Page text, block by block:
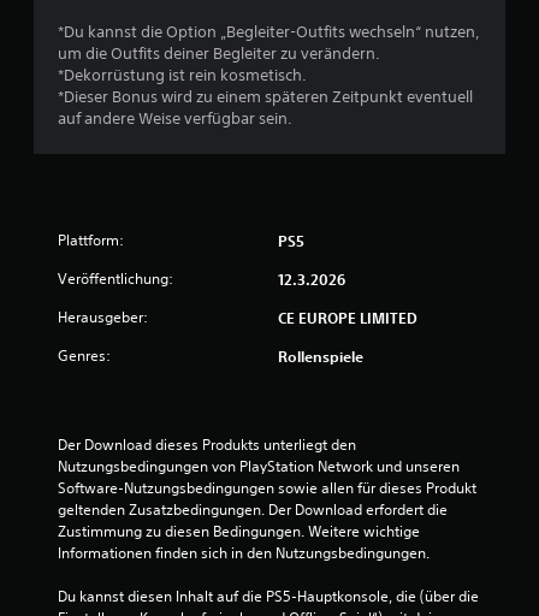
e
r
*Du kannst die Option „Begleiter-Outfits wechseln“ nutzen,
um die Outfits deiner Begleiter zu verändern.
*Dekorrüstung ist rein kosmetisch.
*Dieser Bonus wird zu einem späteren Zeitpunkt eventuell
auf andere Weise verfügbar sein.
Plattform: PS5
Veröffentlichung: 12.3.2026
Herausgeber: CE EUROPE LIMITED
Genres: Rollenspiele
Der Download dieses Produkts unterliegt den
Nutzungsbedingungen von PlayStation Network und unseren
Software-Nutzungsbedingungen sowie allen für dieses Produkt
geltenden Zusatzbedingungen. Der Download erfordert die
Zustimmung zu diesen Bedingungen. Weitere wichtige
Informationen finden sich in den Nutzungsbedingungen.
Du kannst diesen Inhalt auf die PS5-Hauptkonsole, die (über die